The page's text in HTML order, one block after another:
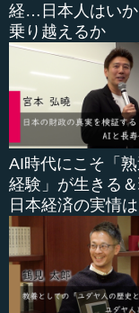
―― そちらのほう
執行 何か訴えて
徳や秩序といったも
経…日本人はいか
乗り越えるか
AI時代にこそ「
経験」が生きる
日本経済の実情は